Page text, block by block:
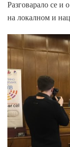
Разговарало се и
на локалном и